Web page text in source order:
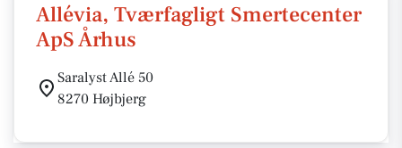
Allévia, Tværfagligt Smertecenter
ApS Århus
Saralyst Allé 50
8270 Højbjerg